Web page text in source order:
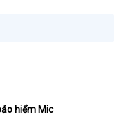
hiểm Mic